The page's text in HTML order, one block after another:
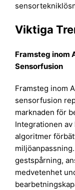
Viktiga
Framsteg inom
Sensorfusion
Framsteg inom
sensorfusion
marknaden för
Integrationen
algoritmer
gestspårning,
medvetenhet